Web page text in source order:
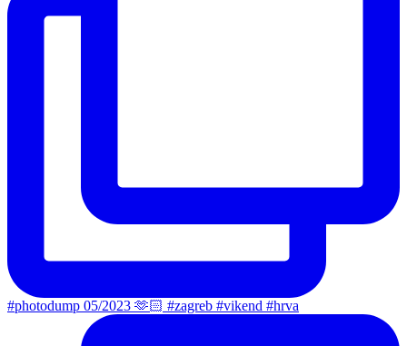
#photodump 05/2023 🫶🏻 #zagreb #vikend #hrva